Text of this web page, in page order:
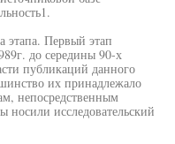
этапа. Первый этап
до середины 90-х
публикаций данного
их принадлежало
непосредственным
носили исследовательский